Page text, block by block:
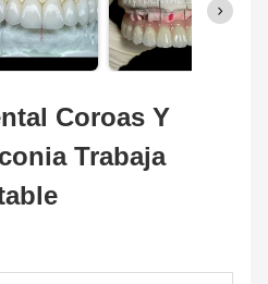
Coroas Y
Trabaja